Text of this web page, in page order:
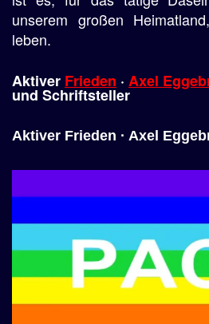
unserem großen
leben.
Aktiver Frieden · Axel
und Schriftsteller
Aktiver Frieden · Axel